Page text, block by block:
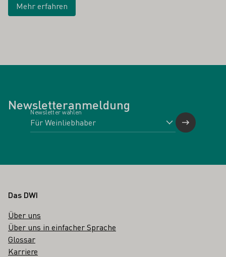
Mehr erfahren
Newsletteranmeldung
Newsletter wählen
Fußbereich
Das DWI
Über uns
Über uns in einfacher Sprache
Glossar
Karriere